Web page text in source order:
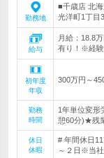
勤務地
■千歳店 北
光洋町1丁目
給与
月給：18.8
有り！※経験
初年度
年収
300万円～
勤務
時間
1年単位変形
憩60分)★残
休日
休暇
# 年間休日
～２日※当